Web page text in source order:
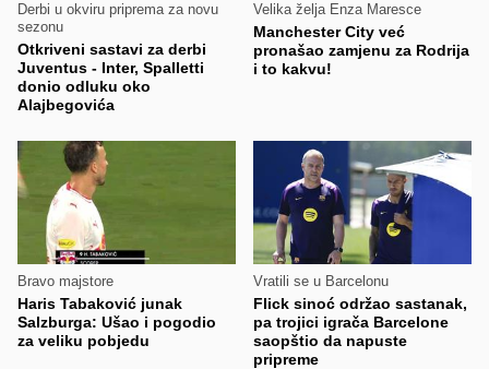
Derbi u okviru priprema za novu
sezonu
Otkriveni sastavi za derbi
Juventus - Inter, Spalletti
donio odluku oko
Alajbegovića
Velika želja Enza Maresce
Manchester City već
pronašao zamjenu za Rodrija
i to kakvu!
Bravo majstore
Haris Tabaković junak
Salzburga: Ušao i pogodio
za veliku pobjedu
Vratili se u Barcelonu
Flick sinoć održao sastanak,
pa trojici igrača Barcelone
saopštio da napuste
pripreme